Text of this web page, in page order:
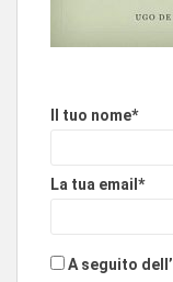
Il tuo nome*
La tua email*
A seguito dell’